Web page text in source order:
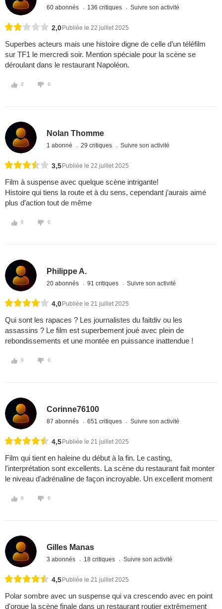
60 abonnés 136 critiques Suivre son activité
2,0 Publiée le 22 juillet 2025
Superbes acteurs mais une histoire digne de celle d’un téléfilm
sur TF1 le mercredi soir. Mention spéciale pour la scène se
déroulant dans le restaurant Napoléon.
2 0
Nolan Thomme
1 abonné 29 critiques Suivre son activité
3,5 Publiée le 22 juillet 2025
Film à suspense avec quelque scène intrigante!
Histoire qui tiens la route et à du sens, cependant j’aurais aimé
plus d’action tout de même
0 0
Philippe A.
20 abonnés 91 critiques Suivre son activité
4,0 Publiée le 21 juillet 2025
Qui sont les rapaces ? Les journalistes du faitdiv ou les
assassins ? Le film est superbement joué avec plein de
rebondissements et une montée en puissance inattendue !
0 0
Corinne76100
87 abonnés 651 critiques Suivre son activité
4,5 Publiée le 21 juillet 2025
Film qui tient en haleine du début à la fin. Le casting,
l'interprétation sont excellents. La scène du restaurant fait monter
le niveau d'adrénaline de façon incroyable. Un excellent moment
0 0
Gilles Manas
3 abonnés 18 critiques Suivre son activité
4,5 Publiée le 21 juillet 2025
Polar sombre avec un suspense qui va crescendo avec en point
d'orgue la scène finale dans un restaurant routier extrêmement